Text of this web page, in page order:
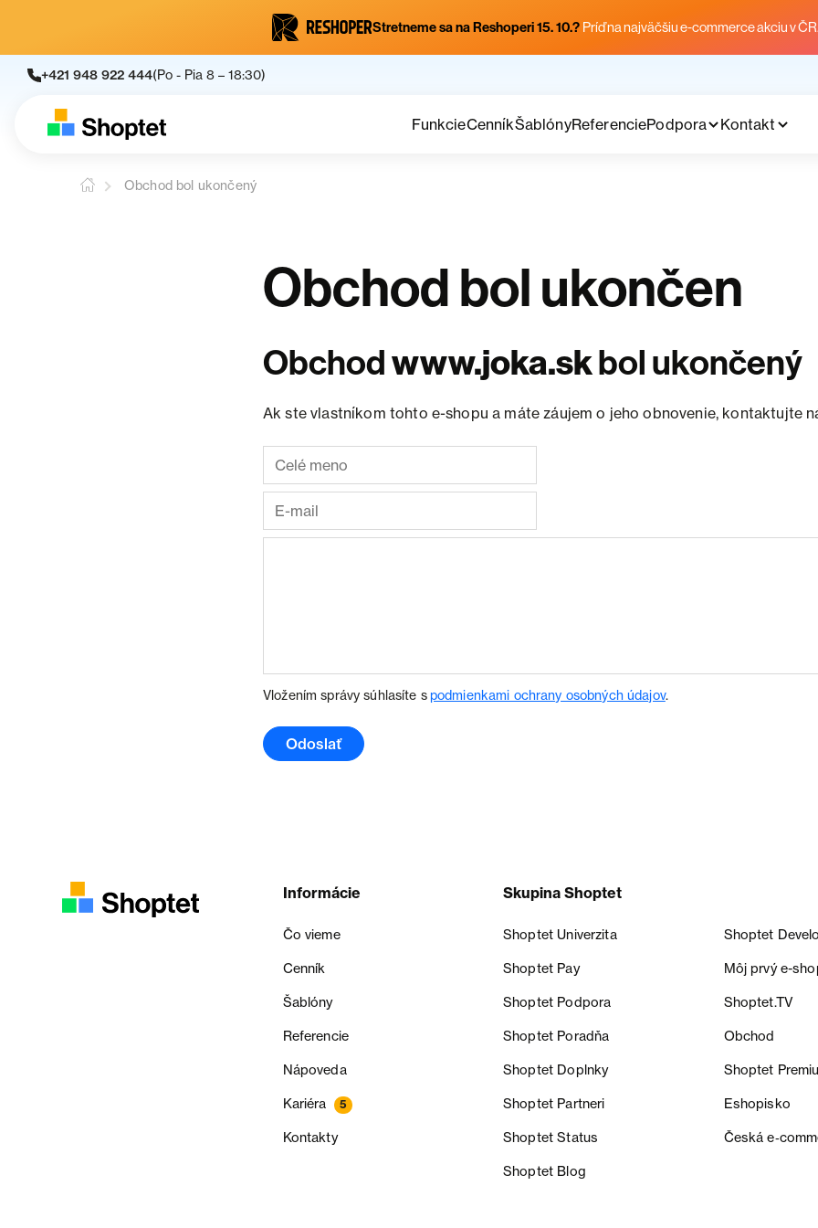
Stretneme sa na Reshoperi 15. 10.? Príď na najväčšiu e-commerce akciu v
+421 948 922 444(Po - Pia 8 – 18:30)
FunkcieCenníkŠablónyReferenciePodpora Kontakt
Obchod bol ukončený
Obchod bol ukončen
Obchodwww.joka.skbol ukončený
Ak ste vlastníkom tohto e-shopu a máte záujem o jeho obnovenie, kontaktujte
Vložením správy súhlasíte spodmienkami ochrany osobných údajov.
Odoslať
Informácie
Čo vieme
Cenník
Šablóny
Referencie
Nápoveda
Kariéra 5
Kontakty
Skupina Shoptet
Shoptet Univerzita Shoptet
Shoptet Pay Môj prvý e-
Shoptet Podpora Shoptet.TV
Shoptet Poradňa Obchod
Shoptet Doplnky Shoptet
Shoptet Partneri Eshopisko
Shoptet Status Česká
Shoptet Blog